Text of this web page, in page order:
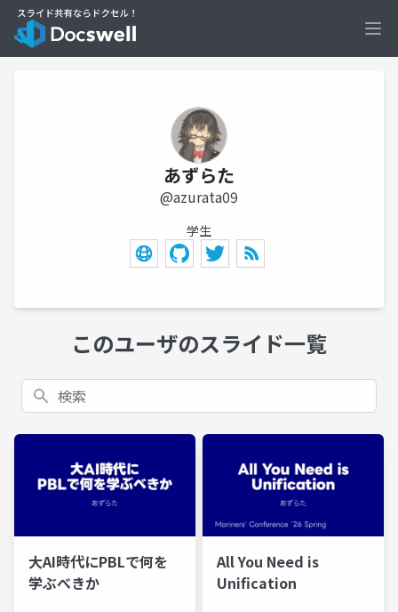
あずらた
@azurata09
学生
このユーザのスライド一覧
検索
大AI時代にPBLで何を
学ぶべきか
All You Need is
Unification